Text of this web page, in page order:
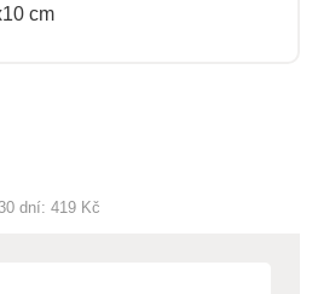
cm
dní: 419 Kč